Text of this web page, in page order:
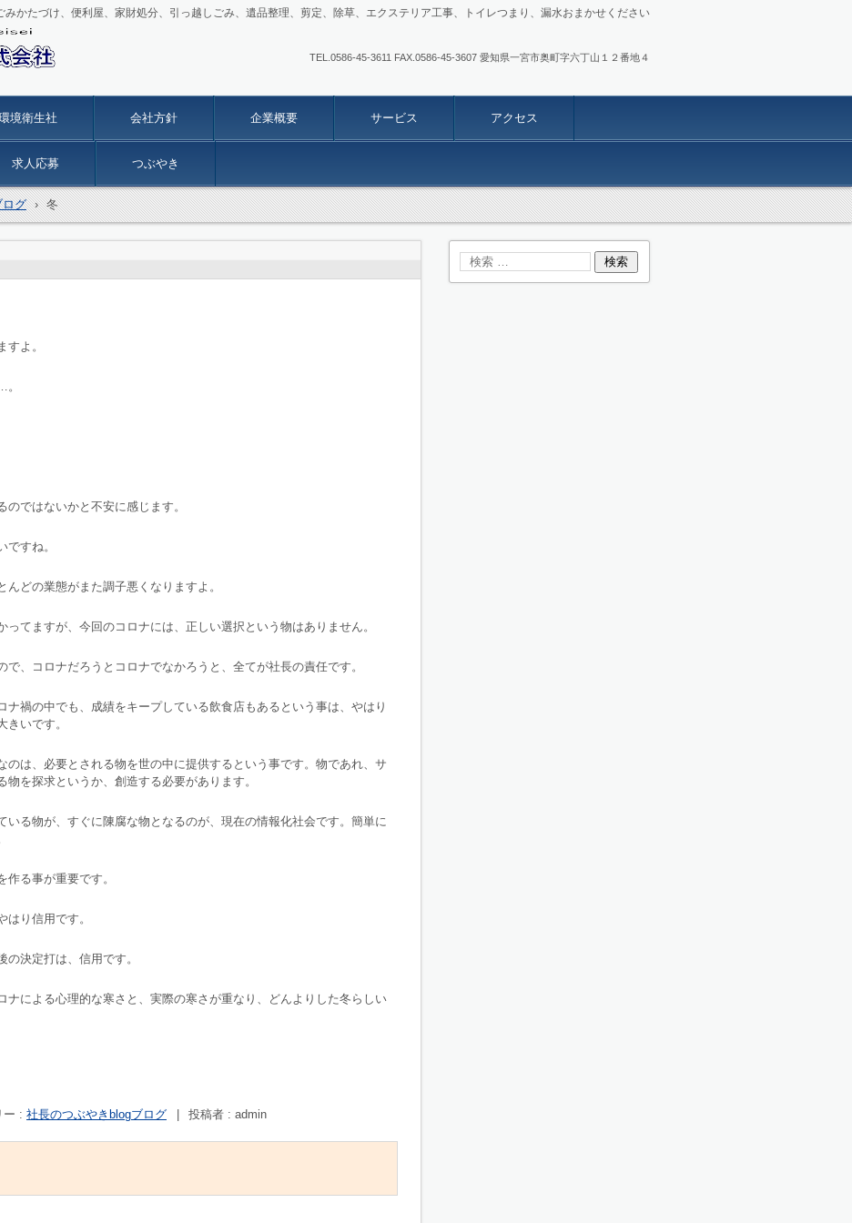
みかたづけ、便利屋、家財処分、引っ越しごみ、遺品整理、剪定、除草、エクステリア工事、トイレつまり、漏水おまかせください
TEL.0586-45-3611 FAX.0586-45-3607 愛知県一宮市奥町字六丁山１２番地４
境衛生社 会社方針 企業概要 サービス アクセス
求人応募 つぶやき
ログ › 冬
よ。
のではないかと不安に感じます。
ですね。
どの業態がまた調子悪くなりますよ。
ってますが、今回のコロナには、正しい選択という物はありません。
で、コロナだろうとコロナでなかろうと、全てが社長の責任です。
ナ禍の中でも、成績をキープしている飲食店もあるという事は、やはり
きいです。
のは、必要とされる物を世の中に提供するという事です。物であれ、サ
物を探求というか、創造する必要があります。
いる物が、すぐに陳腐な物となるのが、現在の情報化社会です。簡単に
る事が重要です。
はり信用です。
決定打は、信用です。
ナによる心理的な寒さと、実際の寒さが重なり、どんよりした冬らしい
ー : 社長のつぶやきblogブログ 投稿者 : admin